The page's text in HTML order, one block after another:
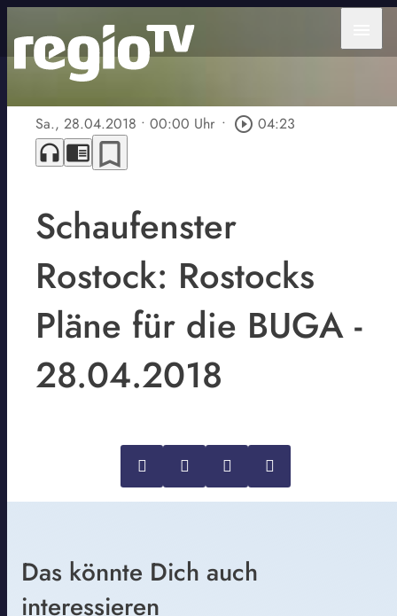
Sa., 28.04.2018 • 00:00 Uhr • play_circle_outline 04:23
headphones chrome_reader_mode bookmark_border
Schaufenster
Rostock: Rostocks
Pläne für die BUGA -
28.04.2018
Das könnte Dich auch
interessieren